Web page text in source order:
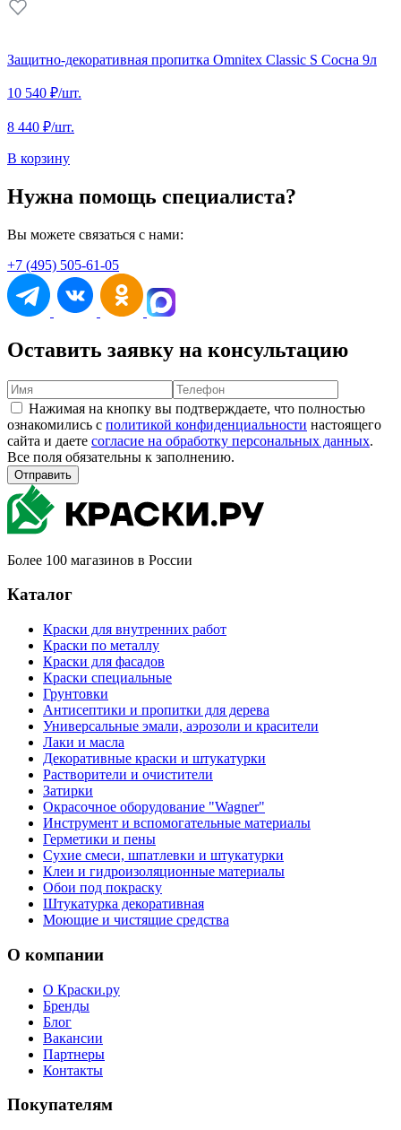
Защитно-декоративная пропитка Omnitex Classic S Сосна 9л
10 540 ₽/шт.
8 440 ₽/шт.
В корзину
Нужна помощь специалиста?
Вы можете связаться с нами:
+7 (495) 505-61-05
Оставить заявку на консультацию
Нажимая на кнопку вы подтверждаете, что полностью
ознакомились с политикой конфиденциальности настоящего
сайта и даете согласие на обработку персональных данных.
Все поля обязательны к заполнению.
Отправить
Более 100 магазинов в России
Каталог
Краски для внутренних работ
Краски по металлу
Краски для фасадов
Краски специальные
Грунтовки
Антисептики и пропитки для дерева
Универсальные эмали, аэрозоли и красители
Лаки и масла
Декоративные краски и штукатурки
Растворители и очистители
Затирки
Окрасочное оборудование "Wagner"
Инструмент и вспомогательные материалы
Герметики и пены
Сухие смеси, шпатлевки и штукатурки
Клеи и гидроизоляционные материалы
Обои под покраску
Штукатурка декоративная
Моющие и чистящие средства
О компании
О Краски.ру
Бренды
Блог
Вакансии
Партнеры
Контакты
Покупателям